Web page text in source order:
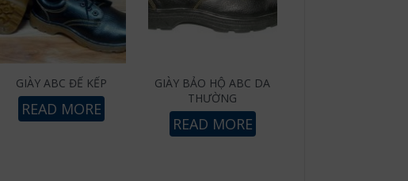
GIÀY ABC ĐẾ KẾP
READ MORE
GIÀY BẢO HỘ ABC DA
THƯỜNG
READ MORE